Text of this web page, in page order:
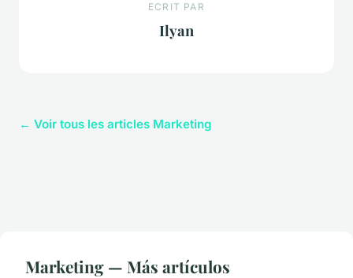
ECRIT PAR
Ilyan
← Voir tous les articles Marketing
Marketing — Más artículos